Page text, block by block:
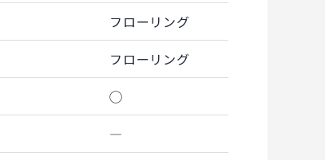
フローリング
フローリング
◯
―